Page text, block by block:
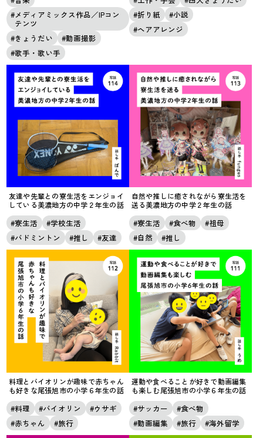
メディアミックス作品／IPコン
テンツ
きょうだい
動画撮影
歌手・歌い手
折り紙
小説
ヘアアレンジ
友達や先輩との寮生活をエンジョイ
している美濃地方の中学２年生の話
寮生活
学校生活
バドミントン
推し 友達
自然や推しに癒されながら寮生活を
送る美濃地方の中学２年生の話
寮生活 食べ物
祖母
自然
推し
料理とバイオリンが趣味で赤ちゃん
も好きな尾張旭市の小学６年生の話
料理 バイオリン
ウサギ
赤ちゃん
旅行
運動や食べることが好きで動画編集
も楽しむ尾張旭市の小学６年生の話
サッカー
食べ物
動画編集
旅行 海外留学